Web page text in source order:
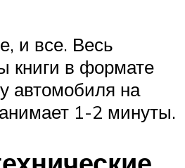
и все. Весь
книги в формате
автомобиля на
1-2 минуты.